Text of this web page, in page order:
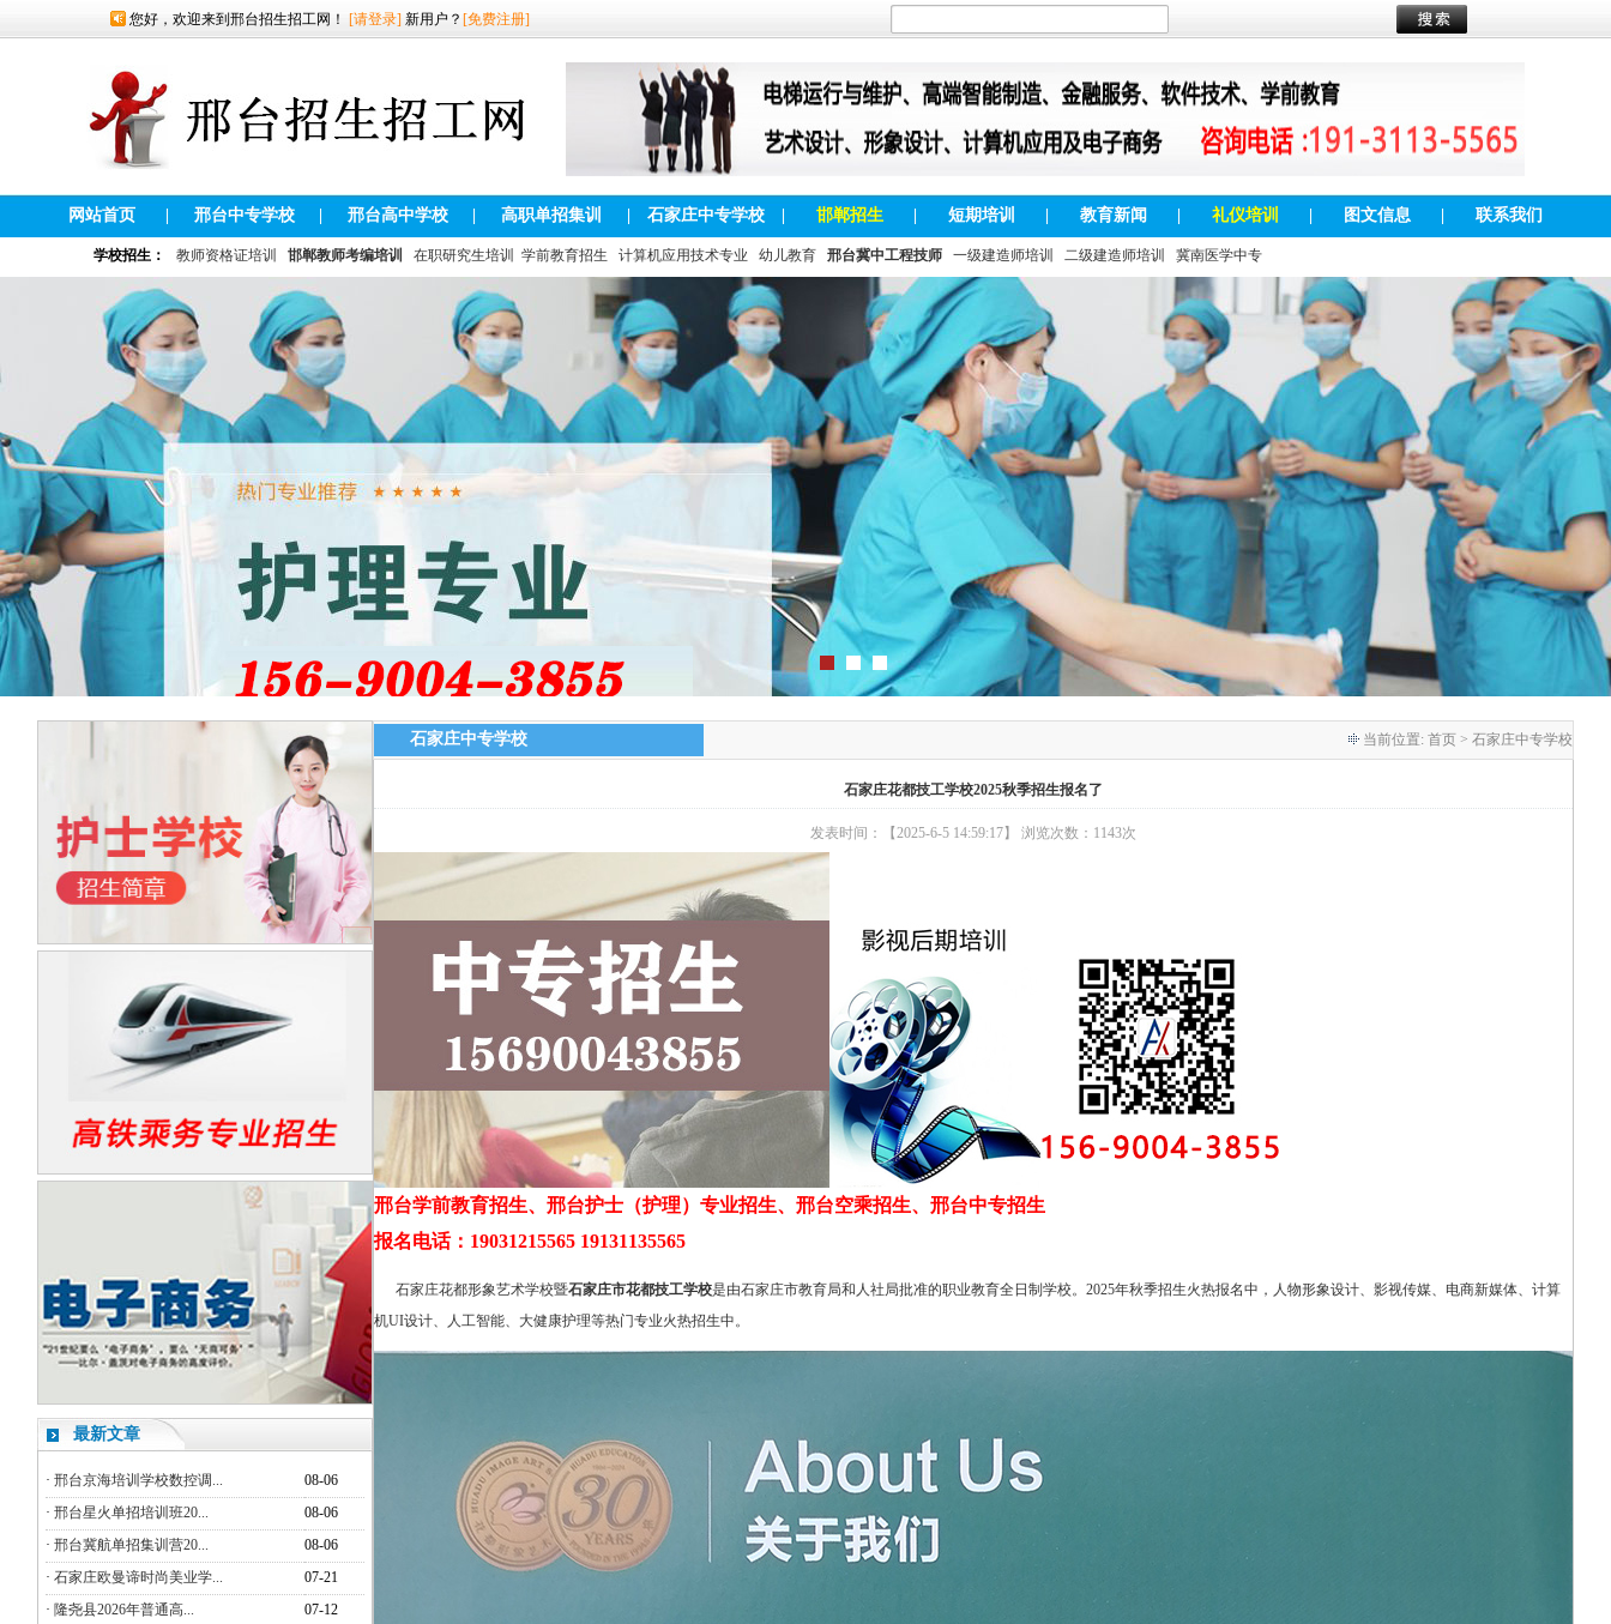
您好，欢迎来到邢台招生招工网！ [请登录] 新用户？ [免费注册]
网站首页 邢台中专学校 邢台高中学校 高职单招集训 石家庄中专学校 邯郸招生 短期培训 教育新闻 礼仪培训 图文信息 联系我们
学校招生： 教师资格证培训 邯郸教师考编培训 在职研究生培训 学前教育招生 计算机应用技术专业 幼儿教育 邢台冀中工程技师 一级建造师培训 二级建造师培训 冀南医学中专
最新文章
· 邢台京海培训学校数控调...
08-06
· 邢台星火单招培训班20...
08-06
· 邢台冀航单招集训营20...
08-06
· 石家庄欧曼谛时尚美业学...
07-21
· 隆尧县2026年普通高...
07-12
石家庄中专学校 当前位置: 首页 > 石家庄中专学校
石家庄花都技工学校2025秋季招生报名了
发表时间：【2025-6-5 14:59:17】 浏览次数：1143次
邢台学前教育招生、邢台护士（护理）专业招生、邢台空乘招生、邢台中专招生
报名电话：19031215565 19131135565
石家庄花都形象艺术学校暨石家庄市花都技工学校是由石家庄市教育局和人社局批准的职业教育全日制学校。2025年秋季招生火热报名中，人物形象设计、影视传媒、电商新媒体、计算
机UI设计、人工智能、大健康护理等热门专业火热招生中。